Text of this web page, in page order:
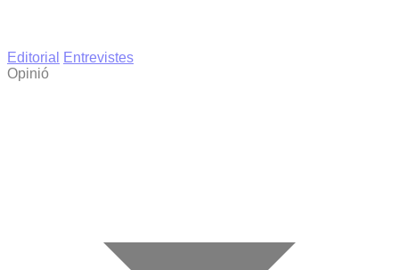
Editorial
Entrevistes
Opinió